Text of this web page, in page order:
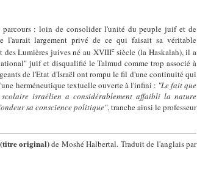
: loin de consolider l'unité du peuple juif et de
l'aurait largement privé de ce qui faisait sa véritable
des Lumières juives né au XVIIIesiècle (la Haskalah), il a
juif et disqualifié le Talmud comme trop associé à
de l'Etat d'Israël ont rompu le fil d'une continuité qui
herméneutique textuelle ouverte à l'infini : "Le fait que
israélien a considérablement affaibli la nature
sa conscience politique", tranche ainsi le professeur
original)de Moshé Halbertal. Traduit de l'anglais par